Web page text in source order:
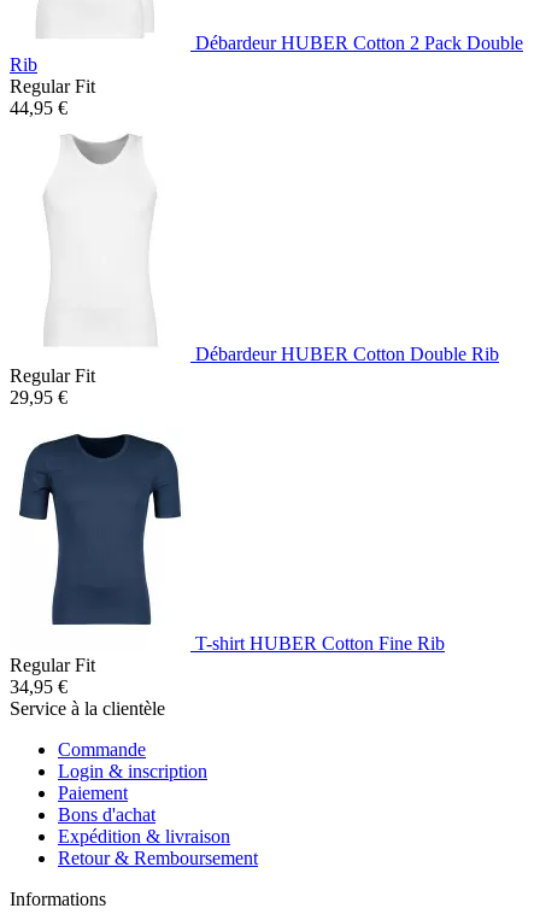
Débardeur HUBER Cotton 2 Pack Double
Rib
Regular Fit
44,95 €
Débardeur HUBER Cotton Double Rib
Regular Fit
29,95 €
T-shirt HUBER Cotton Fine Rib
Regular Fit
34,95 €
Service à la clientèle
Commande
Login & inscription
Paiement
Bons d'achat
Expédition & livraison
Retour & Remboursement
Informations